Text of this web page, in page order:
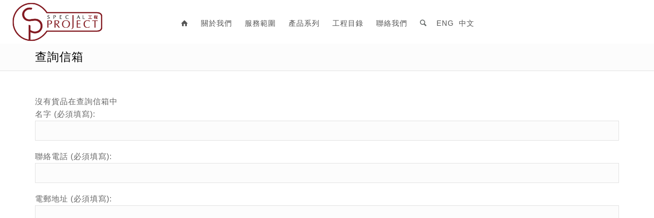
 關於我們 服務範圍 產品系列 工程目錄 聯絡我們 ENG 中文
查詢信箱
沒有貨品在查詢信箱中
名字 (必須填寫):
聯絡電話 (必須填寫):
電郵地址 (必須填寫):